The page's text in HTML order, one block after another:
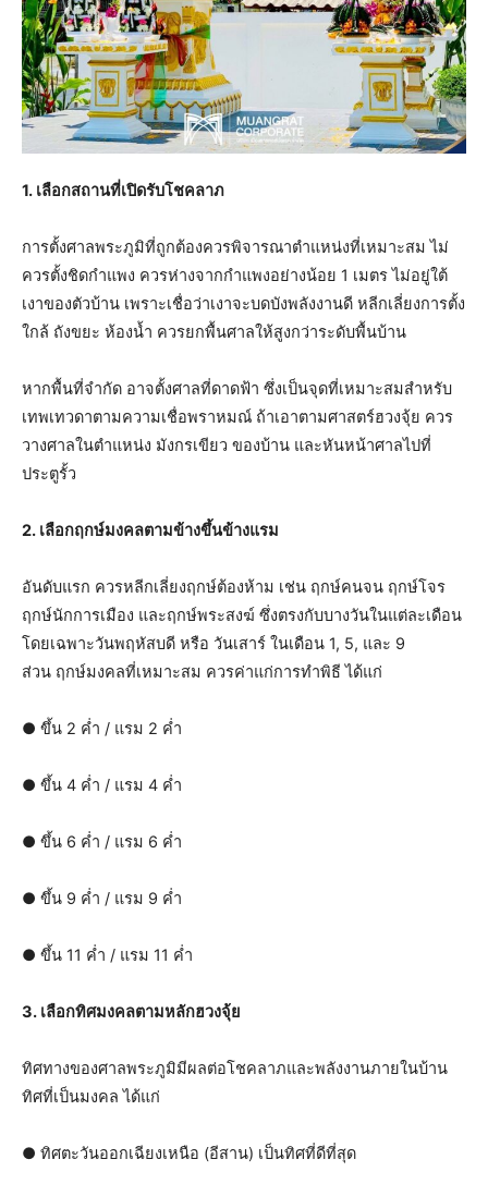
1. เลือกสถานที่เปิดรับโชคลาภ
การตั้งศาลพระภูมิที่ถูกต้องควรพิจารณาตำแหน่งที่เหมาะสม ไม่
ควรตั้งชิดกำแพง ควรห่างจากกำแพงอย่างน้อย 1 เมตร ไม่อยู่ใต้
เงาของตัวบ้าน เพราะเชื่อว่าเงาจะบดบังพลังงานดี หลีกเลี่ยงการตั้ง
ใกล้ ถังขยะ ห้องน้ำ ควรยกพื้นศาลให้สูงกว่าระดับพื้นบ้าน
หากพื้นที่จำกัด อาจตั้งศาลที่ดาดฟ้า ซึ่งเป็นจุดที่เหมาะสมสำหรับ
เทพเทวดาตามความเชื่อพราหมณ์ ถ้าเอาตามศาสตร์ฮวงจุ้ย ควร
วางศาลในตำแหน่ง มังกรเขียว ของบ้าน และหันหน้าศาลไปที่
ประตูรั้ว
2. เลือกฤกษ์มงคลตามข้างขึ้นข้างแรม
อันดับแรก ควรหลีกเลี่ยงฤกษ์ต้องห้าม เช่น ฤกษ์คนจน ฤกษ์โจร
ฤกษ์นักการเมือง และฤกษ์พระสงฆ์ ซึ่งตรงกับบางวันในแต่ละเดือน
โดยเฉพาะวันพฤหัสบดี หรือ วันเสาร์ ในเดือน 1, 5, และ 9
ส่วน ฤกษ์มงคลที่เหมาะสม ควรค่าแก่การทำพิธี ได้แก่
● ขึ้น 2 ค่ำ / แรม 2 ค่ำ
● ขึ้น 4 ค่ำ / แรม 4 ค่ำ
● ขึ้น 6 ค่ำ / แรม 6 ค่ำ
● ขึ้น 9 ค่ำ / แรม 9 ค่ำ
● ขึ้น 11 ค่ำ / แรม 11 ค่ำ
3. เลือกทิศมงคลตามหลักฮวงจุ้ย
ทิศทางของศาลพระภูมิมีผลต่อโชคลาภและพลังงานภายในบ้าน
ทิศที่เป็นมงคล ได้แก่
● ทิศตะวันออกเฉียงเหนือ (อีสาน) เป็นทิศที่ดีที่สุด